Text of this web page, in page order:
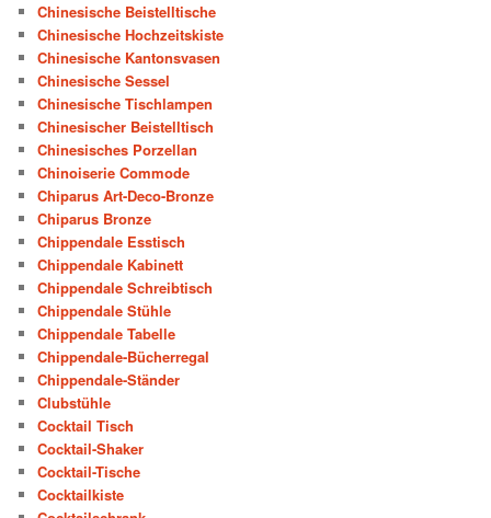
Chinesische Beistelltische
Chinesische Hochzeitskiste
Chinesische Kantonsvasen
Chinesische Sessel
Chinesische Tischlampen
Chinesischer Beistelltisch
Chinesisches Porzellan
Chinoiserie Commode
Chiparus Art-Deco-Bronze
Chiparus Bronze
Chippendale Esstisch
Chippendale Kabinett
Chippendale Schreibtisch
Chippendale Stühle
Chippendale Tabelle
Chippendale-Bücherregal
Chippendale-Ständer
Clubstühle
Cocktail Tisch
Cocktail-Shaker
Cocktail-Tische
Cocktailkiste